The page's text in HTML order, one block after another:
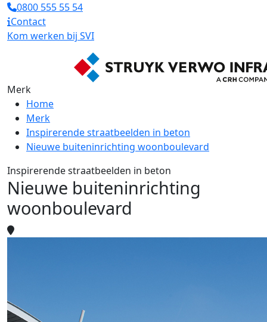
0800 555 55 54
Contact
Kom werken bij SVI
Merk
Home
Merk
Inspirerende straatbeelden in beton
Nieuwe buiteninrichting woonboulevard
Inspirerende straatbeelden in beton
Nieuwe buiteninrichting
woonboulevard